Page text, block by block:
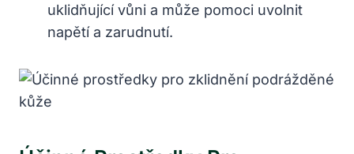
uklidňující vůni a může pomoci uvolnit
napětí a zarudnutí.